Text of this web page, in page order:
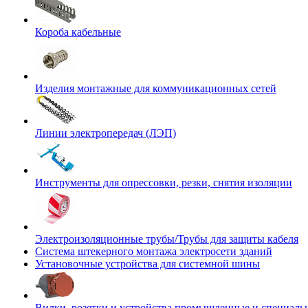
Короба кабельные
Изделия монтажные для коммуникационных сетей
Линии электропередач (ЛЭП)
Инструменты для опрессовки, резки, снятия изоляции
Электроизоляционные трубы/Трубы для защиты кабеля
Система штекерного монтажа электросети зданий
Установочные устройства для системной шины